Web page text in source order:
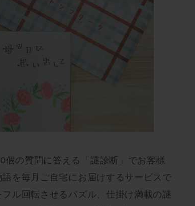
個の質問に答える「謎診断」でお客様
を毎月ご自宅にお届けするサービスで
ル回転させるパズル、仕掛け満載の謎